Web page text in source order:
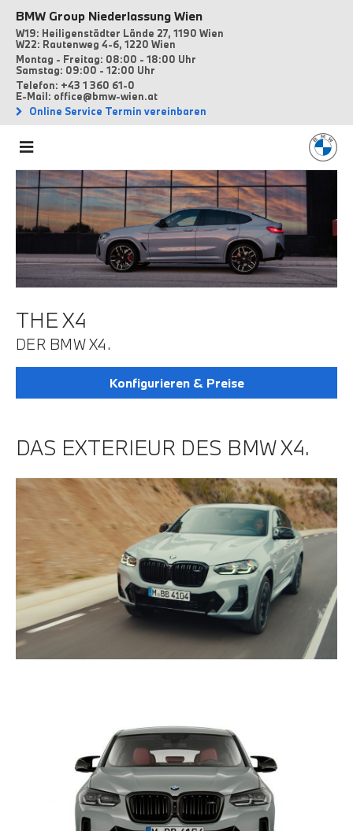
BMW Group Niederlassung Wien
W19: Heiligenstädter Lände 27, 1190 Wien
W22: Rautenweg 4-6, 1220 Wien
Montag - Freitag: 08:00 - 18:00 Uhr
Samstag: 09:00 - 12:00 Uhr
Telefon: +43 1 360 61-0
E-Mail: office@bmw-wien.at
Online Service Termin vereinbaren
THE X4
DER BMW X4.
Konfigurieren & Preise
DAS EXTERIEUR DES BMW X4.